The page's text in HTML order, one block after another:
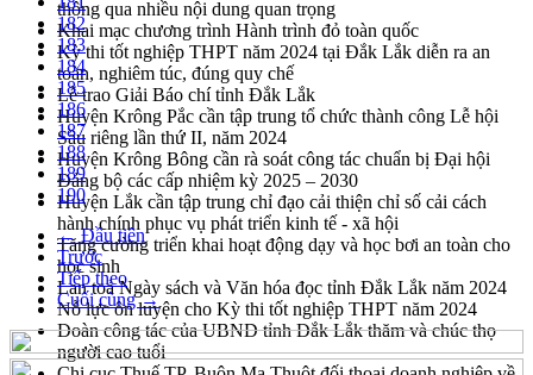
thông qua nhiều nội dung quan trọng
Khai mạc chương trình Hành trình đỏ toàn quốc
Kỳ thi tốt nghiệp THPT năm 2024 tại Đắk Lắk diễn ra an
toàn, nghiêm túc, đúng quy chế
Lễ trao Giải Báo chí tỉnh Đắk Lắk
Huyện Krông Pắc cần tập trung tổ chức thành công Lễ hội
Sầu riêng lần thứ II, năm 2024
Huyện Krông Bông cần rà soát công tác chuẩn bị Đại hội
Đảng bộ các cấp nhiệm kỳ 2025 – 2030
Huyện Lắk cần tập trung chỉ đạo cải thiện chỉ số cải cách
hành chính phục vụ phát triển kinh tế - xã hội
Tăng cường triển khai hoạt động dạy và học bơi an toàn cho
học sinh
Lan toả Ngày sách và Văn hóa đọc tỉnh Đắk Lắk năm 2024
Nỗ lực ôn luyện cho Kỳ thi tốt nghiệp THPT năm 2024
Đoàn công tác của UBND tỉnh Đắk Lắk thăm và chúc thọ
người cao tuổi
182
183
184
185
186
187
188
189
190
← Đầu tiên
Trước
Tiếp theo
Cuối cùng →